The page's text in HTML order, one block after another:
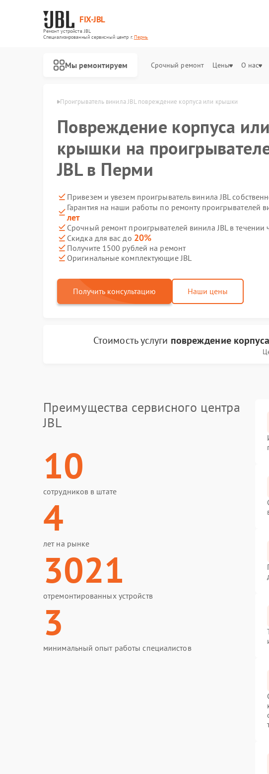
FIX-JBL
Ремонт устройств JBL
Специализированный cервисный центр г.Пермь
Мы ремонтируем Срочный ремонт Цены О нас
Проигрыватель винила JBL повреждение корпуса или крышки
Повреждение корпуса или
крышки на
JBL в Перми
Привезем и увезем проигрыватель винила JBL
Гарантия на наши работы по ремонту проигрывателей
лет
Срочный ремонт проигрывателей винила JBL в течении
Скидка для вас до 20%
Получите 1500 рублей на ремонт
Оригинальные комплектующие JBL
Получить консультацию Наши цены
Стоимость услуги повреждение
Преимущества сервисного центра
JBL
10
сотрудников в штате
4
лет на рынке
3021
отремонтированных устройств
3
минимальный опыт работы специалистов